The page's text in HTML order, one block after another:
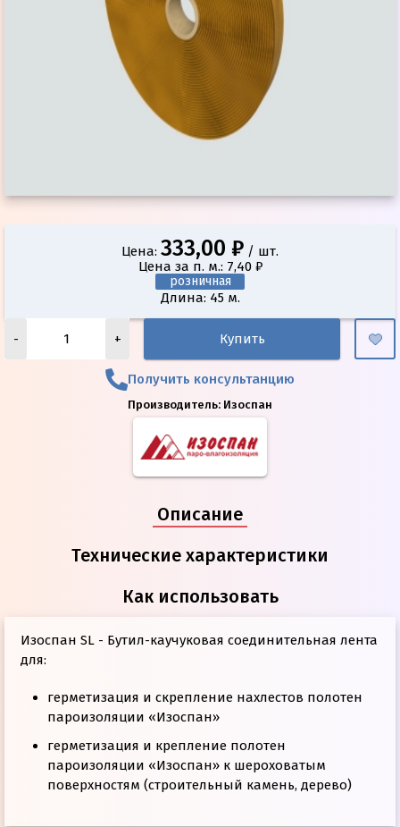
Цена: 333,00 ₽ / шт.
Цена за п. м.: 7,40 ₽
розничная
Длина: 45 м.
- + Купить
Получить консультанцию
Производитель: Изоспан
Описание
Технические характеристики
Как использовать
Изоспан SL - Бутил-каучуковая соединительная лента
для:
герметизация и скрепление нахлестов полотен
пароизоляции «Изоспан»
герметизация и крепление полотен
пароизоляции «Изоспан» к шероховатым
поверхностям (строительный камень, дерево)